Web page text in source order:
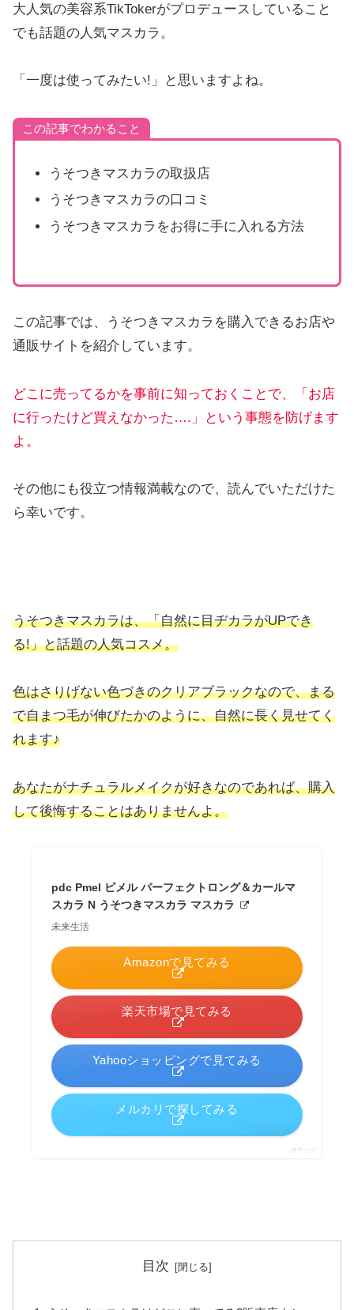
大人気の美容系TikTokerがプロデュースしていること
でも話題の人気マスカラ。
「一度は使ってみたい!」と思いますよね。
この記事でわかること
うそつきマスカラの取扱店
うそつきマスカラの口コミ
うそつきマスカラをお得に手に入れる方法
この記事では、うそつきマスカラを購入できるお店や
通販サイトを紹介しています。
どこに売ってるかを事前に知っておくことで、「お店
に行ったけど買えなかった….」という事態を防げます
よ。
その他にも役立つ情報満載なので、読んでいただけた
ら幸いです。
うそつきマスカラは、「自然に目ヂカラがUPでき
る!」と話題の人気コスメ。
色はさりげない色づきのクリアブラックなので、まる
で自まつ毛が伸びたかのように、自然に長く見せてく
れます♪
あなたがナチュラルメイクが好きなのであれば、購入
して後悔することはありませんよ。
pdc Pmel ピメル パーフェクトロング＆カールマ
スカラ N うそつきマスカラ マスカラ
未来生活
Amazonで見てみる
楽天市場で見てみる
Yahooショッピングで見てみる
メルカリで探してみる
ポチップ
目次